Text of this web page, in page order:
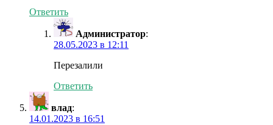
Ответить
Администратор:
28.05.2023 в 12:11
Перезалили
Ответить
влад:
14.01.2023 в 16:51